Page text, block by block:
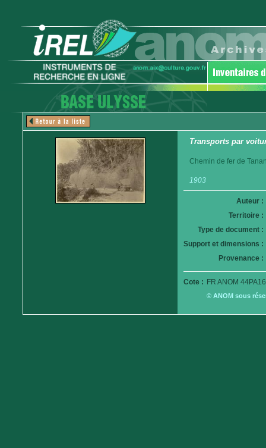
Transports par
Chemin de fer de
1903
Auteur :
Territoire :
Type de document :
Support et dimensions :
Provenance :
Cote : FR ANOM
© ANOM sous